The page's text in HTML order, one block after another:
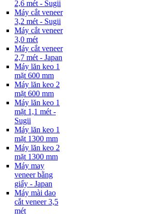
2,6 mét - Sugii
Máy cắt veneer
3,2 mét - Sugii
Máy cắt veneer
3,0 mét
Máy cắt veneer
2,7 mét - Japan
Máy lăn keo 1
mặt 600 mm
Máy lăn keo 2
mặt 600 mm
Máy lăn keo 1
mặt 1,1 mét -
Sugii
Máy lăn keo 1
mặt 1300 mm
Máy lăn keo 2
mặt 1300 mm
Máy may
veneer bằng
giấy - Japan
Máy mài dao
cắt veneer 3,5
mét